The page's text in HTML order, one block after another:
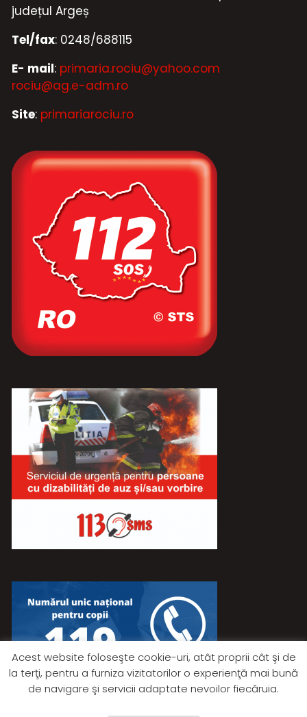
județul Argeș
Tel/fax: 0248/688115
E- mail: primaria.rociu@yahoo.com
rociu@ag.e-adm.ro
Site: primariarociu.ro
Acest website foloseşte cookie-uri, atât proprii cât şi de
la terţi, pentru a furniza vizitatorilor o experienţă mai bună
de navigare şi servicii adaptate nevoilor fiecăruia.